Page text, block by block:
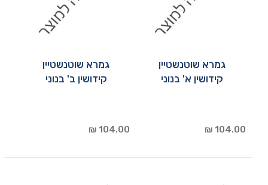
גמרא שוטנשטיין
קידושין א' בנוני
104.00 ₪
גמרא שוטנשטיין
קידושין ב' בנוני
104.00 ₪